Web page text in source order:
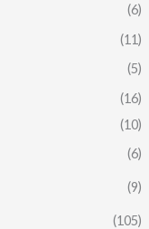
(6)
(11)
(5)
(16)
(10)
(6)
(9)
(105)